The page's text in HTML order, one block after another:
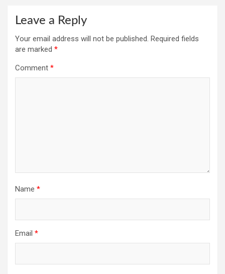
Leave a Reply
Your email address will not be published. Required fields
are marked *
Comment *
Name *
Email *